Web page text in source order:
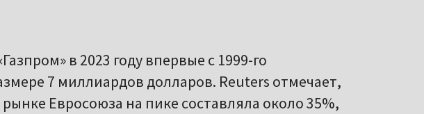
в 2023 году впервые с 1999-го
7 миллиардов долларов. Reuters отмечает,
Евросоюза на пике составляла около 35%,